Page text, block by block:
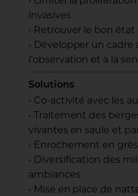
invasives
• Retrouver le bon
• Développer un cadre
l’observation et à la
Solutions
• Co-activité avec les
• Traitement des
vivantes en saule et
• Enrochement en grès
• Diversification des
ambiances
• Mise en place de